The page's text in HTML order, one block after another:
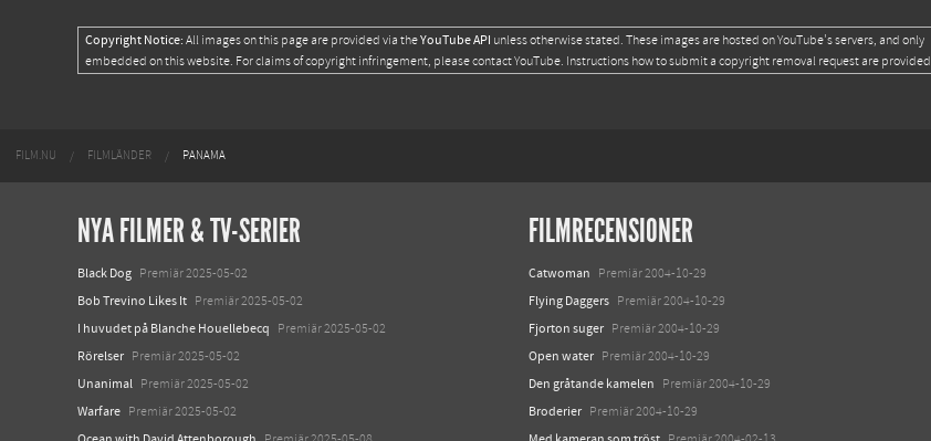
Copyright Notice: All images on this page are provided via theYouTube API unless otherwise stated. These images are hosted on YouTube's servers, and only
embedded on this website. For claims of copyright infringement, please contact YouTube. Instructions how to submit a copyright removal request are provided
FILM.NU FILMLÄNDER PANAMA
NYA FILMER & TV-SERIER
Black Dog Premiär 2025-05-02
Bob Trevino Likes It Premiär 2025-05-02
I huvudet på Blanche Houellebecq Premiär 2025-05-02
Rörelser Premiär 2025-05-02
Unanimal Premiär 2025-05-02
Warfare Premiär 2025-05-02
FILMRECENSIONER
Catwoman Premiär 2004-10-29
Flying Daggers Premiär 2004-10-29
Fjorton suger Premiär 2004-10-29
Open water Premiär 2004-10-29
Den gråtande kamelen Premiär 2004-10-29
Broderier Premiär 2004-10-29